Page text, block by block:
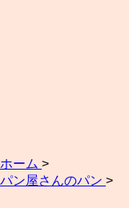
ホーム >
パン屋さんのパン >